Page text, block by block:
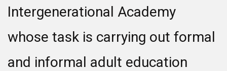
Intergenerational Academy
whose task is carrying out formal
and informal adult education